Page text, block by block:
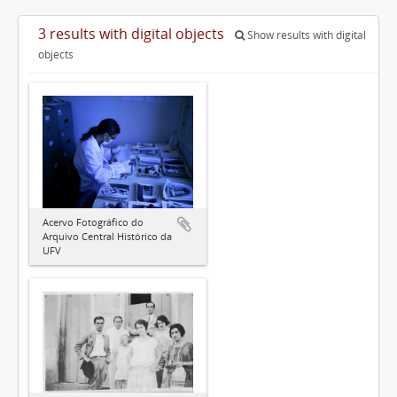
3 results with digital objects
Show results with digital
objects
Acervo Fotográfico do
Arquivo Central Histórico da
UFV